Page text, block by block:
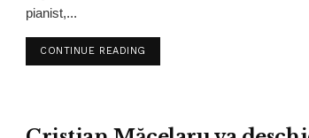
pianist,...
CONTINUE READING